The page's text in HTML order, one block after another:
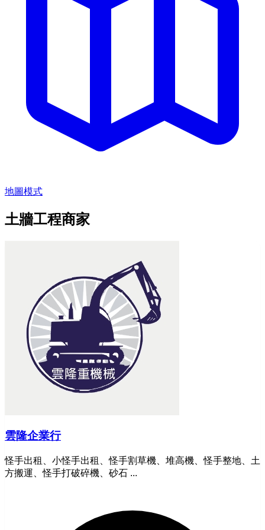
地圖模式
土牆工程商家
雲隆企業行
怪手出租、小怪手出租、怪手割草機、堆高機、怪手整地、土
方搬運、怪手打破碎機、砂石 ...